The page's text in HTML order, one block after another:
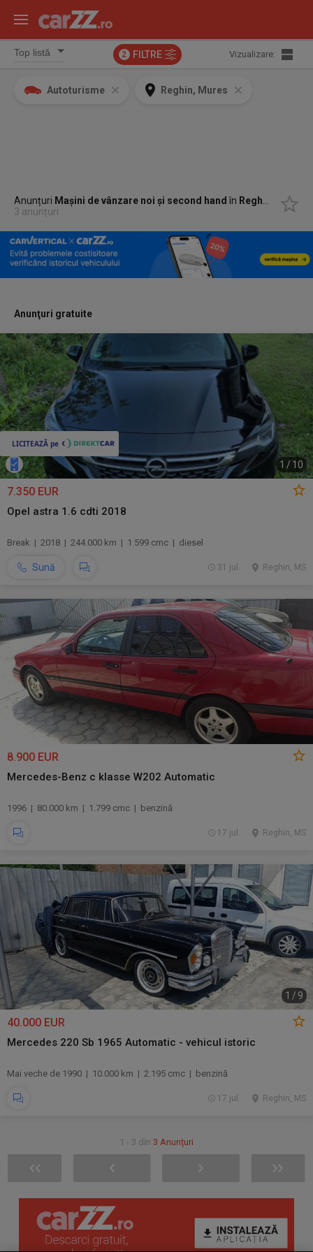
2 FILTRE Vizualizare:
Autoturisme Reghin, Mures
Anunțuri Mașini de vânzare noi și second hand în Reghin, Mures
3 anunțuri
Anunţuri gratuite
1 / 10
7.350 EUR
Opel astra 1.6 cdti 2018
Break | 2018 | 244.000 km | 1.599 cmc | diesel
Sună Reghin, MS
31 jul.
8.900 EUR
Mercedes-Benz c klasse W202 Automatic
1996 | 80.000 km | 1.799 cmc | benzină
Reghin, MS
17 jul.
1 / 9
40.000 EUR
Mercedes 220 Sb 1965 Automatic - vehicul istoric
Mai veche de 1990 | 10.000 km | 2.195 cmc | benzină
Reghin, MS
17 jul.
1 - 3 din 3 Anunțuri